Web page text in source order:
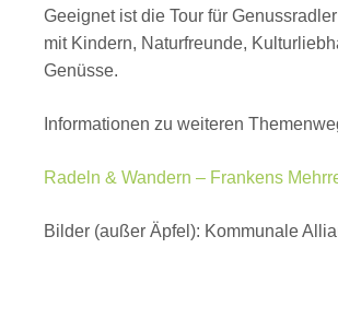
Geeignet ist die Tour für
mit Kindern, Naturfreunde,
Genüsse.
Informationen zu weiteren
Radeln & Wandern – Frankens
Bilder (außer Äpfel): Kommunale